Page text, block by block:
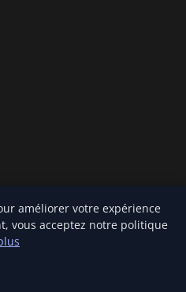
améliorer votre expérience
vous acceptez notre politique